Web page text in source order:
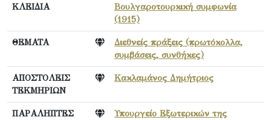
ΚΛΕΙΔΙΑ
Βουλγαροτουρκική συμφωνία
(1915)
ΘΕΜΑΤΑ
Διεθνείς πράξεις (πρωτόκολλα,
συμβάσεις, συνθήκες)
ΑΠΟΣΤΟΛΕΙΣ
ΤΕΚΜΗΡΙΩΝ
Κακλαμάνος Δημήτριος
ΠΑΡΑΛΗΠΤΕΣ
Υπουργείο Εξωτερικών της